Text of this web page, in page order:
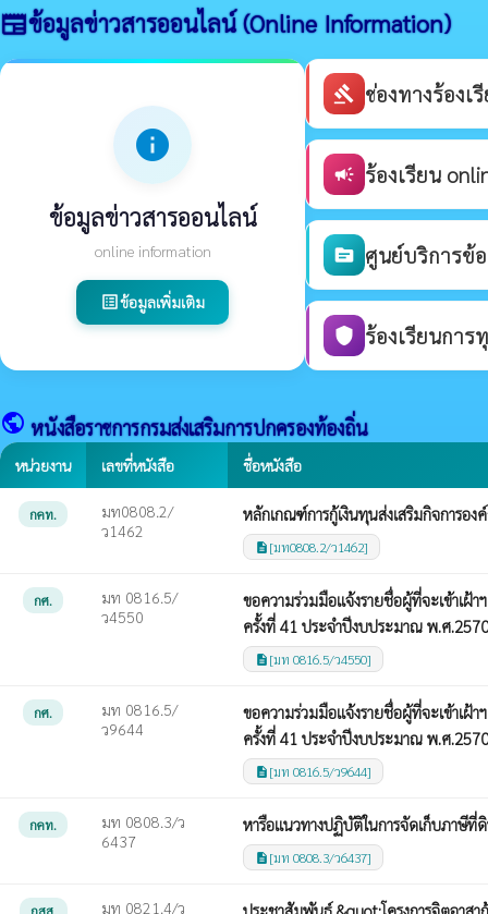
newspaperข้อมูลข่าวสารออนไลน์ (Online Information)
info
ข้อมูลข่าวสารออนไลน์
online information
list_altข้อมูลเพิ่มเติม
gavel ช่องทางร้อง
campaign ร้องเรียน
source ศูนย์บริการข้
shield ร้องเรียนกา
public หนังสือราชการกรมส่งเสริมการปกครองท้องถิ่น
หน่วยงาน เลขที่หนังสือ ชื่อหนังสือ
กคท.
มท0808.2/
ว1462
หลักเกณฑ์การกู้เงินทุนส่งเสริมกิจการอง
description [มท0808.2/ว1462]
กศ.
มท 0816.5/
ว4550
ขอความร่วมมือแจ้งรายชื่อผู้ที่จะเข้าเฝ้
ครั้งที่ 41 ประจำปีงบประมาณ พ.ศ.2570
description [มท 0816.5/ว4550]
กศ.
มท 0816.5/
ว9644
ขอความร่วมมือแจ้งรายชื่อผู้ที่จะเข้าเฝ้
ครั้งที่ 41 ประจำปีงบประมาณ พ.ศ.2570
description [มท 0816.5/ว9644]
กคท.
มท 0808.3/ว
6437
หารือแนวทางปฏิบัติในการจัดเก็บภาษีที่
description [มท 0808.3/ว6437]
มท 0821.4/ว